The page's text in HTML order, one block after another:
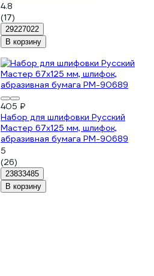
4.8
(17)
29227022
В корзину
405 ₽
Набор для шлифовки Русский
Мастер 67х125 мм, шлифок,
абразивная бумага РМ-90689
5
(26)
23833485
В корзину